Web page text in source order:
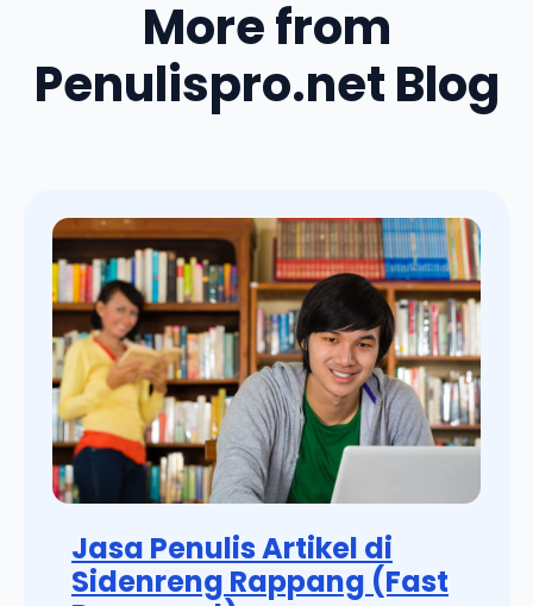
More from
Penulispro.net Blog
Jasa Penulis Artikel di
Sidenreng Rappang (Fast